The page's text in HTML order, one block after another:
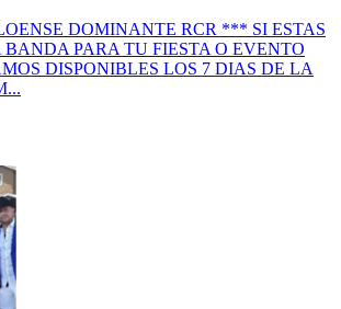
DOMINANTE RCR *** SI ESTAS
PARA TU FIESTA O EVENTO
DISPONIBLES LOS 7 DIAS DE LA